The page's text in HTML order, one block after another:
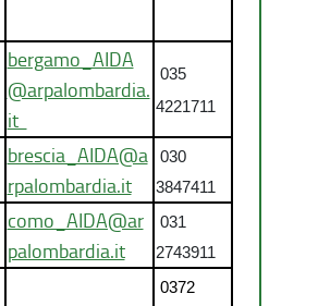
bergamo_AIDA
@arpalombardia.
it
035
4221711
brescia_AIDA@a
rpalombardia.it
030
3847411
como_AIDA@ar
palombardia.it
031
2743911
0372